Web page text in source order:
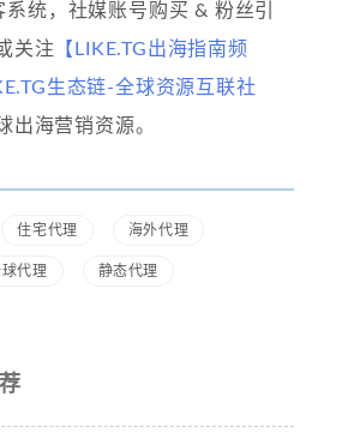
统，社媒账号购买 & 粉丝引
关注 【LIKE.TG出海指南频
生态链-全球资源互联社
出海营销资源。
住宅代理 海外代理
代理 静态代理